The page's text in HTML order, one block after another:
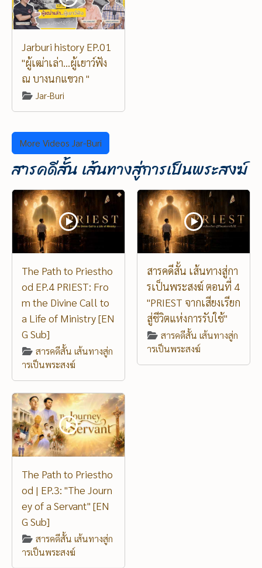
Jarburi history EP.01
"ผู้เฒ่าเล่า...ผู้เยาว์ฟัง
ณ บางนกแขวก "
Jar-Buri
More Videos Jar-Buri
สารคดีสั้น เส้นทางสู่การเป็นพระสงฆ์
The Path to Priestho
od EP.4 PRIEST: Fro
m the Divine Call to
a Life of Ministry [EN
G Sub]
สารคดีสั้น เส้นทางสู่ก
ารเป็นพระสงฆ์
สารคดีสั้น เส้นทางสู่กา
รเป็นพระสงฆ์ ตอนที่ 4
"PRIEST จากเสียงเรียก
สู่ชีวิตแห่งการรับใช้"
สารคดีสั้น เส้นทางสู่ก
ารเป็นพระสงฆ์
The Path to Priestho
od | EP.3: "The Journ
ey of a Servant" [EN
G Sub]
สารคดีสั้น เส้นทางสู่ก
ารเป็นพระสงฆ์